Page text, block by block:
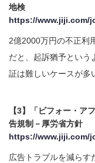
地検
https://www.jiji.com/
2億2000万円の不正利
だと、起訴猶予という
証は難しいケースが多
【3】「ビフォー・ア
告規制－厚労省方針
https://www.jiji.com/
広告トラブルを減らす